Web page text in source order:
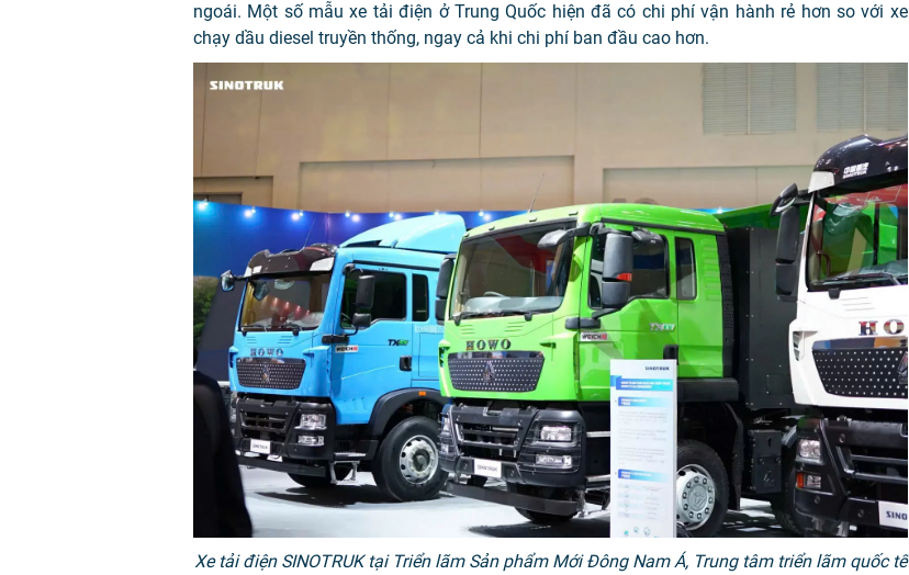
ngoái. Một số mẫu xe tải điện ở Trung Quốc hiện đã có chi phí vận hành rẻ hơn so với xe
chạy dầu diesel truyền thống, ngay cả khi chi phí ban đầu cao hơn.
Xe tải điện SINOTRUK tại Triển lãm Sản phẩm Mới Đông Nam Á, Trung tâm triển lãm quốc tế